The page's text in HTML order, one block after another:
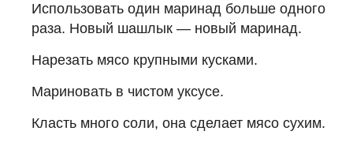
Использовать один маринад больше одного
раза. Новый шашлык — новый маринад.
Нарезать мясо крупными кусками.
Мариновать в чистом уксусе.
Класть много соли, она сделает мясо сухим.